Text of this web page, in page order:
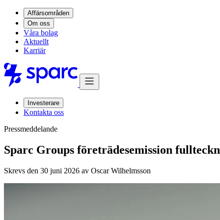
Affärsområden
Om oss
Våra bolag
Aktuellt
Karriär
Investerare
Kontakta oss
Pressmeddelande
Sparc Groups företrädesemission
Skrevs den 30 juni 2026 av Oscar Wilhelmsson